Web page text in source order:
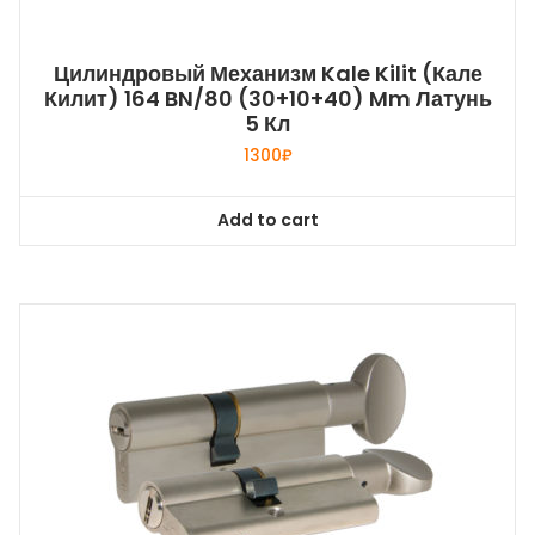
Цилиндровый Механизм Kale Kilit (Кале
Килит) 164 BN/80 (30+10+40) Mm Латунь
5 Кл
1300₽
Add to cart